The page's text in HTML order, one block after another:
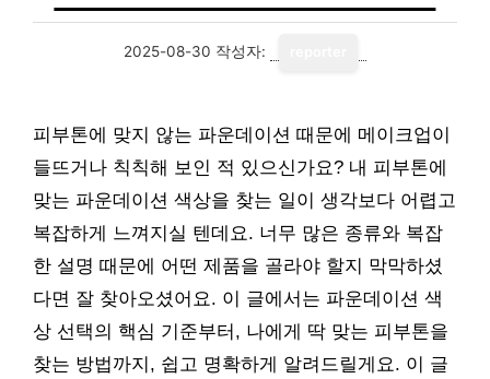
2025-08-30 작성자:
피부톤에 맞지 않는 파운데이션 때문에 메이크업이
들뜨거나 칙칙해 보인 적 있으신가요? 내 피부톤에
맞는 파운데이션 색상을 찾는 일이 생각보다 어렵고
복잡하게 느껴지실 텐데요. 너무 많은 종류와 복잡
한 설명 때문에 어떤 제품을 골라야 할지 막막하셨
다면 잘 찾아오셨어요. 이 글에서는 파운데이션 색
상 선택의 핵심 기준부터, 나에게 딱 맞는 피부톤을
찾는 방법까지, 쉽고 명확하게 알려드릴게요. 이 글